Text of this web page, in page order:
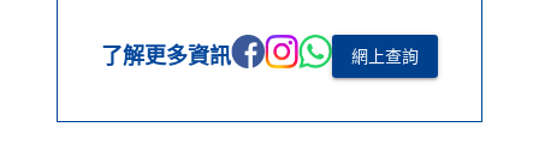
了解更多資訊 網上查詢